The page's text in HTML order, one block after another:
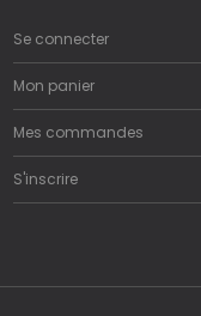
Se connecter
Mon panier
Mes commandes
S'inscrire